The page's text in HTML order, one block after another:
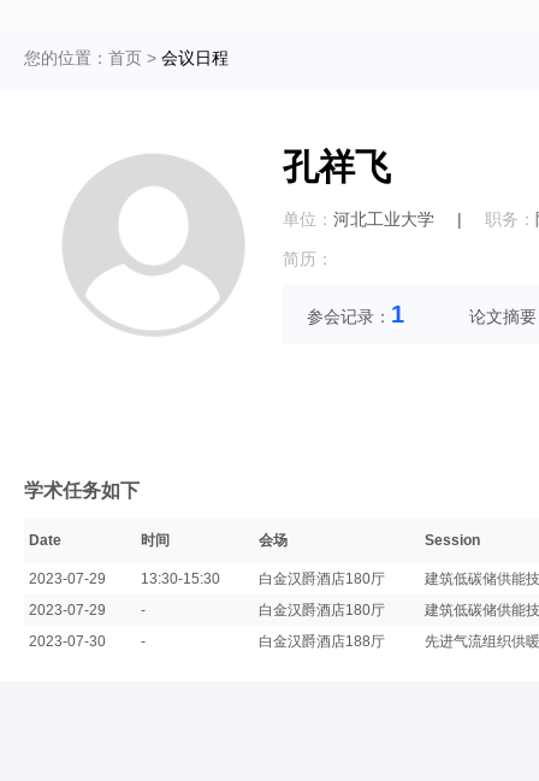
您的位置： 首页 > 会议日程
孔祥飞
单位： 河北工业大学 | 职务：
简历：
参会记录： 1 论文摘
学术任务如下
Date 时间 会场 Session
2023-07-29 13:30-15:30 白金汉爵酒店180厅
建筑低碳储供能
2023-07-29
- 白金汉爵酒店180厅
建筑低碳储供能
2023-07-30
- 白金汉爵酒店188厅 先进气流组织供